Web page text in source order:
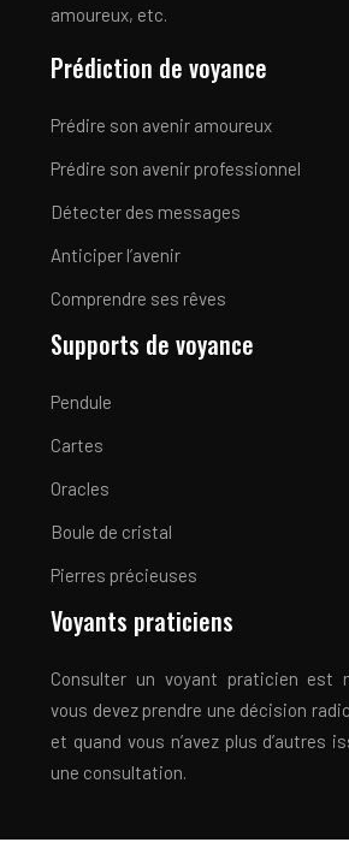
amoureux, etc.
Prédiction de voyance
Prédire son avenir amoureux
Prédire son avenir professionnel
Détecter des messages
Anticiper l’avenir
Comprendre ses rêves
Supports de voyance
Pendule
Cartes
Oracles
Boule de cristal
Pierres précieuses
Voyants praticiens
Consulter un voyant praticien est
vous devez prendre une décision
et quand vous n’avez plus d’autres
une consultation.